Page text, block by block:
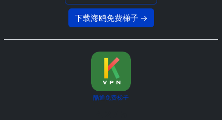
下载海鸥免费梯子 →
酷通免费梯子